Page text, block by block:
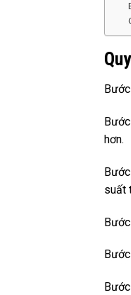
hơn.
suất